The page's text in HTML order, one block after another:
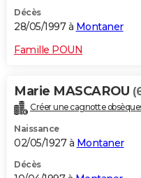
Décès
28/05/1997 à Montaner
Famille POUN
Marie MASCAROU
Créer une cagnotte
Naissance
02/05/1927 à Montaner
Décès